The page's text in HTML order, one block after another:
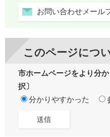
お問い合わせメール
このページにつ
市ホームページをより分
択〕
分かりやすかった